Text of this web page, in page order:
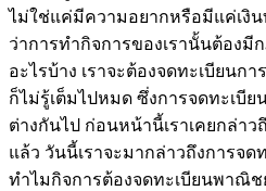
ไม่ใช่แค่มีความอยากหรือมีแค่เงิน
ว่าการทำกิจการของเรานั้นต้อง
อะไรบ้าง เราจะต้องจดทะเบียนก
ก็ไม่รู้เต็มไปหมด ซึ่งการจดทะเบี
ต่างกันไป ก่อนหน้านี้เราเคยกล่าว
แล้ว วันนี้เราจะมากล่าวถึงการจ
ทำไมกิจการต้องจดทะเบียนพาณิช